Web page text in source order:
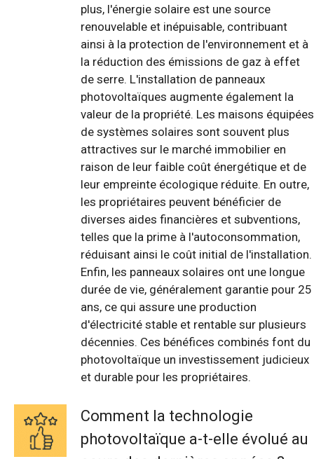
plus, l'énergie solaire est une source
renouvelable et inépuisable, contribuant
ainsi à la protection de l'environnement et à
la réduction des émissions de gaz à effet
de serre. L'installation de panneaux
photovoltaïques augmente également la
valeur de la propriété. Les maisons équipées
de systèmes solaires sont souvent plus
attractives sur le marché immobilier en
raison de leur faible coût énergétique et de
leur empreinte écologique réduite. En outre,
les propriétaires peuvent bénéficier de
diverses aides financières et subventions,
telles que la prime à l'autoconsommation,
réduisant ainsi le coût initial de l'installation.
Enfin, les panneaux solaires ont une longue
durée de vie, généralement garantie pour 25
ans, ce qui assure une production
d'électricité stable et rentable sur plusieurs
décennies. Ces bénéfices combinés font du
photovoltaïque un investissement judicieux
et durable pour les propriétaires.
Comment la technologie
photovoltaïque a-t-elle évolué au